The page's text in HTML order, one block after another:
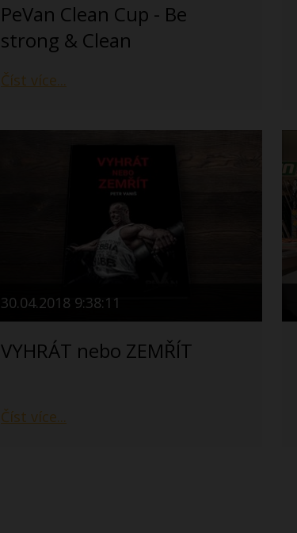
PeVan Clean Cup - Be
strong & Clean
Číst více...
30.04.2018 9:38:11
VYHRÁT nebo ZEMŘÍT
Číst více...